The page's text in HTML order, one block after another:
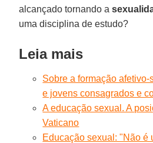
alcançado tornando a
uma disciplina de estudo?
Leia mais
Sobre a formação
e jovens consagrados e
A educação sexual. A
Vaticano
Educação sexual: "Não é